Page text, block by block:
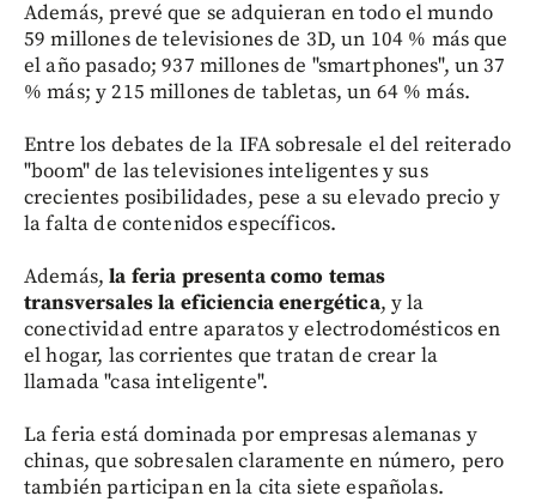
Además, prevé que se adquieran en todo el mundo
59 millones de televisiones de 3D, un 104 % más que
el año pasado; 937 millones de "smartphones", un 37
% más; y 215 millones de tabletas, un 64 % más.
Entre los debates de la IFA sobresale el del reiterado
"boom" de las televisiones inteligentes y sus
crecientes posibilidades, pese a su elevado precio y
la falta de contenidos específicos.
Además,la feria presenta como temas
transversales la eficiencia energética, y la
conectividad entre aparatos y electrodomésticos en
el hogar, las corrientes que tratan de crear la
llamada "casa inteligente".
La feria está dominada por empresas alemanas y
chinas, que sobresalen claramente en número, pero
también participan en la cita siete españolas.